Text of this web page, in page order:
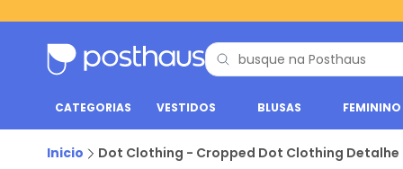
CATEGORIAS VESTIDOS BLUSAS FEMININO
Inicio Dot Clothing - Cropped Dot Clothing Detalhe